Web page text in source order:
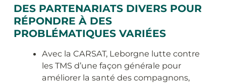
DES PARTENARIATS DIVERS POUR
RÉPONDRE À DES
PROBLÉMATIQUES VARIÉES
Avec la CARSAT, Leborgne lutte contre
les TMS d’une façon générale pour
améliorer la santé des compagnons,